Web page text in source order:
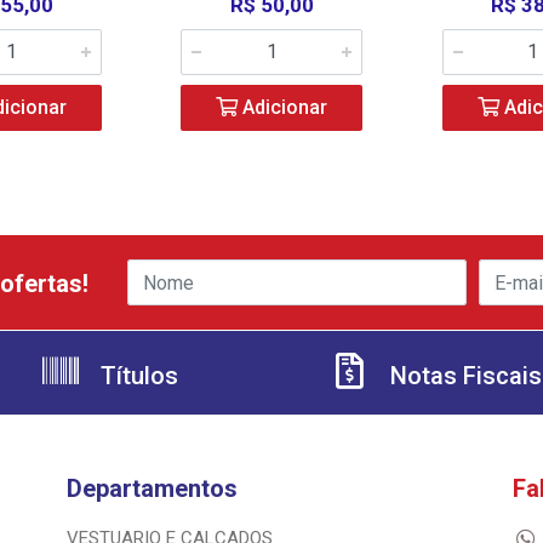
R$ 50,00
Adicionar
R$
Títulos Notas Fiscais
Departamentos
VESTUARIO E CALCADOS